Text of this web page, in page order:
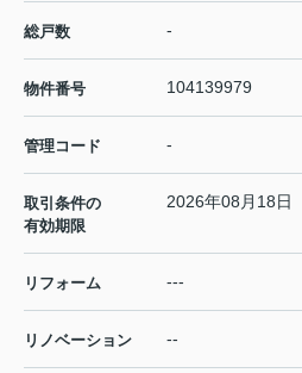
総戸数 -
物件番号 104139979
管理コード -
取引条件の
有効期限
2026年08月18日
リフォーム ---
リノベーション --